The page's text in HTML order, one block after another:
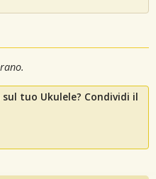
sul tuo Ukulele? Condividi il